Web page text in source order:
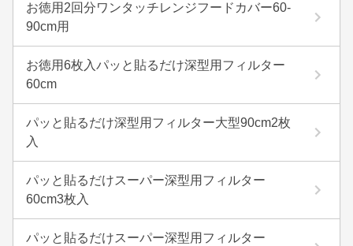
お徳用2回分ワンタッチレンジフードカバー60-
90cm用
お徳用6枚入パッと貼るだけ深型用フィルター
60cm
パッと貼るだけ深型用フィルター大型90cm2枚
入
パッと貼るだけスーパー深型用フィルター
60cm3枚入
パッと貼るだけスーパー深型用フィルター